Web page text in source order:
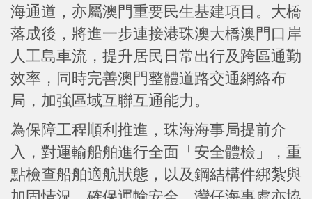
海通道，亦屬澳門重要民生基建項目。大橋
落成後，將進一步連接港珠澳大橋澳門口岸
人工島車流，提升居民日常出行及跨區通勤
效率，同時完善澳門整體道路交通網絡布
局，加強區域互聯互通能力。
為保障工程順利推進，珠海海事局提前介
入，對運輸船舶進行全面「安全體檢」，重
點檢查船舶適航狀態，以及鋼結構件綁紮與